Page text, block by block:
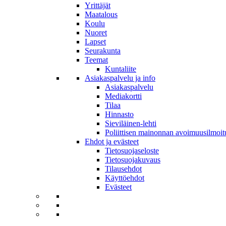
Yrittäjät
Maatalous
Koulu
Nuoret
Lapset
Seurakunta
Teemat
Kuntaliite
Asiakaspalvelu ja info
Asiakaspalvelu
Mediakortti
Tilaa
Hinnasto
Sieviläinen-lehti
Poliittisen mainonnan
Ehdot ja evästeet
Tietosuojaseloste
Tietosuojakuvaus
Tilausehdot
Käyttöehdot
Evästeet